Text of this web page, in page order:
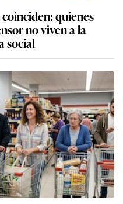
quienes
no viven a la
social